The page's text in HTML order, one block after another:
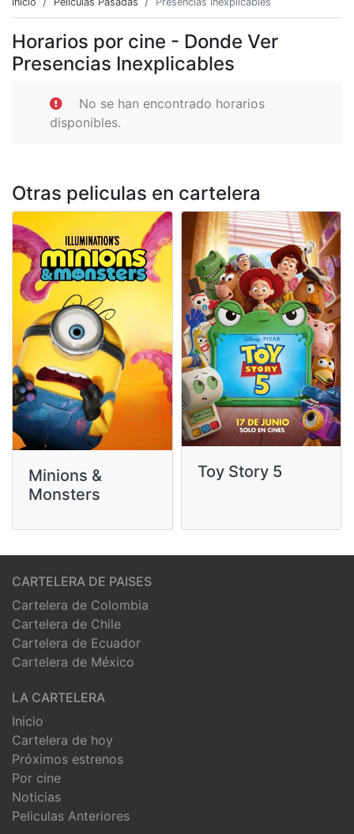
Horarios por cine - Donde Ver
Presencias Inexplicables
No se han encontrado horarios
disponibles.
Otras peliculas en cartelera
Minions &
Monsters
Toy Story 5
CARTELERA DE PAISES
Cartelera de Colombia
Cartelera de Chile
Cartelera de Ecuador
Cartelera de México
LA CARTELERA
Inicio
Cartelera de hoy
Próximos estrenos
Por cine
Noticias
Peliculas Anteriores